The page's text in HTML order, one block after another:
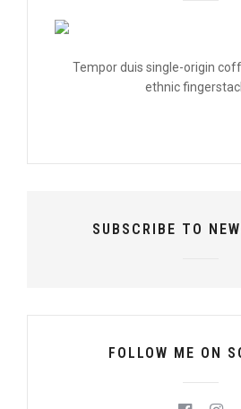
Tempor duis single-origin
ethnic
SUBSCRIBE TO
FOLLOW ME ON